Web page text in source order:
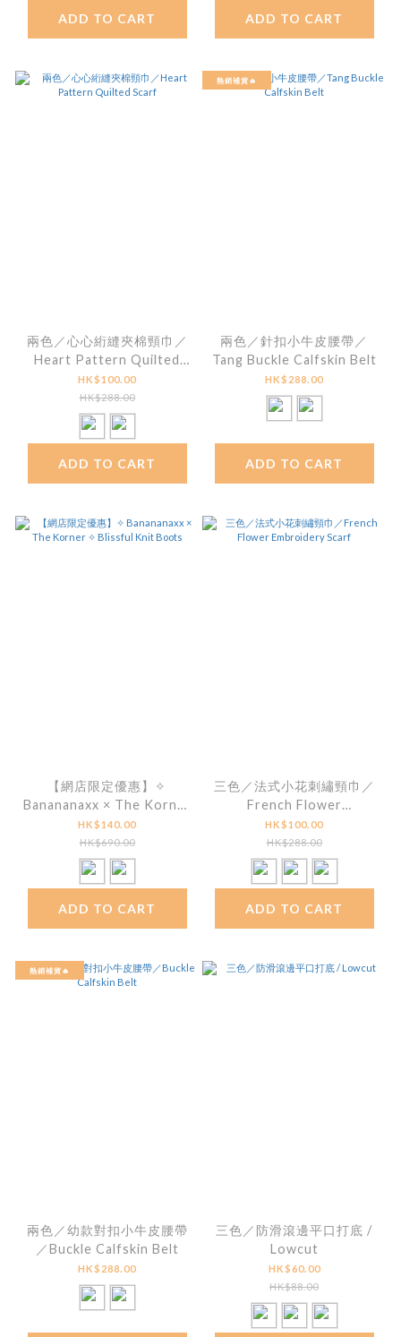
ADD TO CART ADD TO CART
兩色／心心絎縫夾棉頸巾／
Heart Pattern Quilted
Scarf
HK$100.00
HK$288.00
ADD TO CART
熱銷補貨🔥
兩色／針扣小牛皮腰帶／
Tang Buckle Calfskin Belt
HK$288.00
ADD TO CART
【網店限定優惠】✧
Banananaxx × The Korner
✧ Blissful Knit Boots
HK$140.00
HK$690.00
ADD TO CART
三色／法式小花刺繡頸巾／
French Flower
Embroidery Scarf
HK$100.00
HK$288.00
ADD TO CART
熱銷補貨🔥
兩色／幼款對扣小牛皮腰帶
／Buckle Calfskin Belt
HK$288.00
三色／防滑滾邊平口打底 /
Lowcut
HK$60.00
HK$88.00